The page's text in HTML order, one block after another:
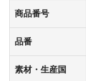
商品番号
品番
素材・生産国